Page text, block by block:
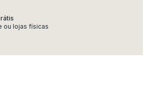
ou lojas físicas